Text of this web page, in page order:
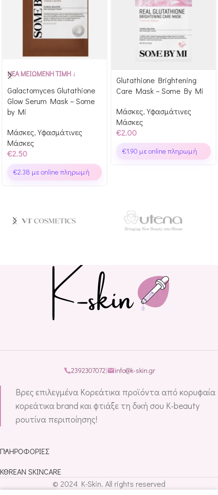
Αγόρασε & κέρδισε 25
ΝΕΑ ΜΕΙΩΜΕΝΗ ΤΙΜΗ ↓
Galactomyces Glutathione
Glow Serum Mask – Some
by Mi
Μάσκες, Υφασμάτινες
Μάσκες
€2.50
€2.38 με online πληρωμή
Αγόρασε & κέρδισε 20
Glow Points!
Glutathione Brightening
Care Mask – Some By Mi
Μάσκες, Υφασμάτινες
Μάσκες
€2.00
€1.90 με online πληρωμή
2392307072| info@k-skin.gr
Βρες επιλεγμένα Κορεάτικα προϊόντα από κορυφαία
κορεάτικα brand και φτιάξε τη δική σου K-beauty
ρουτίνα περιποίησης!
ΠΛΗΡΟΦΟΡΊΕΣ
KOREAN SKINCARE
© 2024 K-Skin. All rights reserved